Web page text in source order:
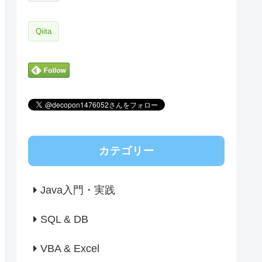
Qiita
カテゴリー
Java入門・実践
SQL & DB
VBA & Excel